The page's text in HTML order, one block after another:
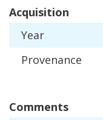
Acquisition
Year
Provenance
Comments